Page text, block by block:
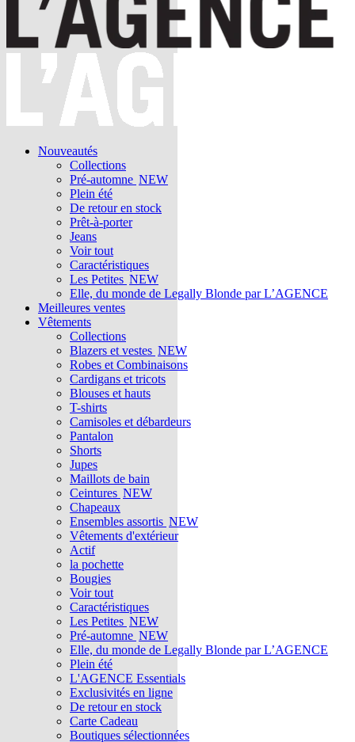
Nouveautés
Collections
Pré-automne NEW
Plein été
De retour en stock
Prêt-à-porter
Jeans
Voir tout
Caractéristiques
Les Petites NEW
Elle, du monde de Legally Blonde par L’AGENCE
Meilleures ventes
Vêtements
Collections
Blazers et vestes NEW
Robes et Combinaisons
Cardigans et tricots
Blouses et hauts
T-shirts
Camisoles et débardeurs
Pantalon
Shorts
Jupes
Maillots de bain
Ceintures NEW
Chapeaux
Ensembles assortis NEW
Vêtements d'extérieur
Actif
la pochette
Bougies
Voir tout
Caractéristiques
Les Petites NEW
Pré-automne NEW
Elle, du monde de Legally Blonde par L’AGENCE
Plein été
L'AGENCE Essentials
Exclusivités en ligne
De retour en stock
Carte Cadeau
Boutiques sélectionnées